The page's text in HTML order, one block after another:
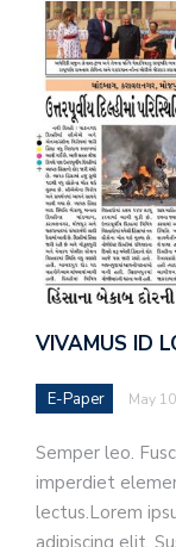
VIVAMUS ID
E-Paper May
Semper leo.
imperdiet
lectus.Lorem